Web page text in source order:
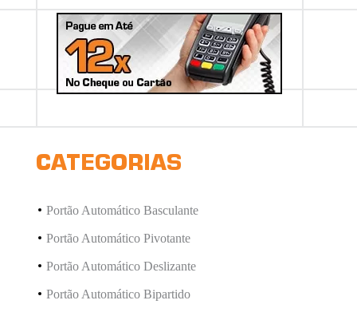
CATEGORIAS
Portão Automático Basculante
Portão Automático Pivotante
Portão Automático Deslizante
Portão Automático Bipartido
27